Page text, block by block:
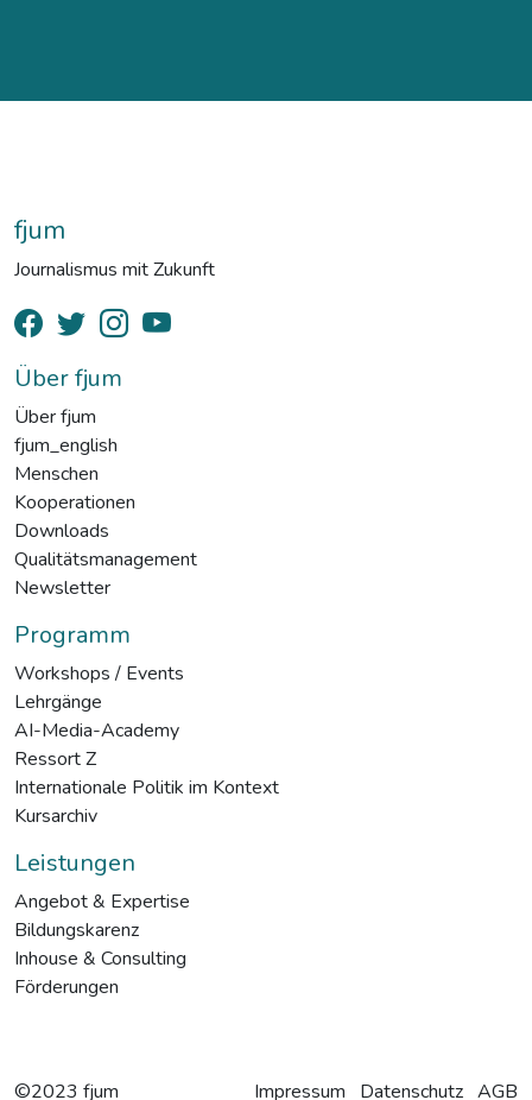
fjum
Journalismus mit Zukunft
Über fjum
Über fjum
fjum_english
Menschen
Kooperationen
Downloads
Qualitätsmanagement
Newsletter
Programm
Workshops / Events
Lehrgänge
AI-Media-Academy
Ressort Z
Internationale Politik im Kontext
Kursarchiv
Leistungen
Angebot & Expertise
Bildungskarenz
Inhouse & Consulting
Förderungen
Impressum Datenschutz AGB
©2023 fjum